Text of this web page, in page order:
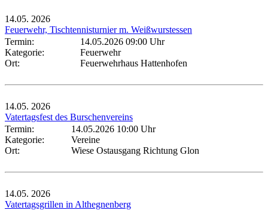
14.05. 2026
Feuerwehr, Tischtennisturnier m. Weißwurstessen
Termin:
14.05.2026 09:00 Uhr
Kategorie:
Feuerwehr
Ort:
Feuerwehrhaus Hattenhofen
14.05. 2026
Vatertagsfest des Burschenvereins
Termin:
14.05.2026 10:00 Uhr
Kategorie:
Vereine
Ort:
Wiese Ostausgang Richtung Glon
14.05. 2026
Vatertagsgrillen in Althegnenberg